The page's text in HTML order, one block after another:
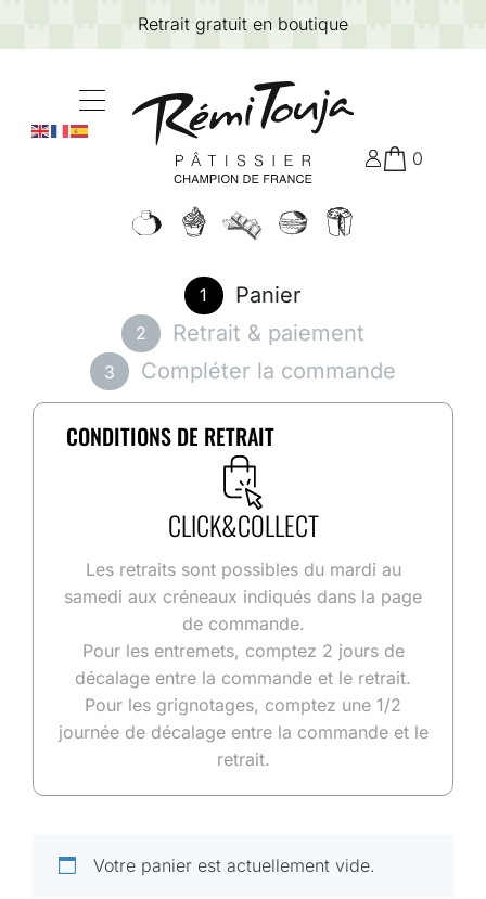
Retrait gratuit en boutique
0
1 Panier
2 Retrait & paiement
3 Compléter la commande
CONDITIONS DE RETRAIT
CLICK&COLLECT
Les retraits sont possibles du mardi au
samedi aux créneaux indiqués dans la page
de commande.
Pour les entremets, comptez 2 jours de
décalage entre la commande et le retrait.
Pour les grignotages, comptez une 1/2
journée de décalage entre la commande et le
retrait.
Votre panier est actuellement vide.